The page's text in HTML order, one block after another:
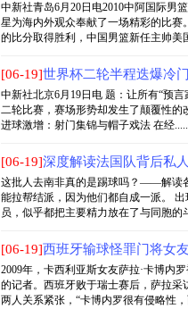
中新社青岛6月20日电2010中阿国际男
星为海内外观众奉献了一场精彩的比赛
的比分取得胜利，中国男篮新任主帅美
[06-19]世界杯二轮半程迭爆冷
中新社北京6月19日电 题：让所有“预
二轮比赛，赛场形势却发生了颠覆性的
进球激增：射门集锦与帽子戏法 在经.....
[06-19]深度解读法国队背后私
这批人去南非真的是踢球吗？——解读
能拉帮结派，因为他们都自成一派。
员，似乎都把主要精力放在了与同胞的
[06-19]西班牙输球怪罪门将女
2009年，卡西利亚斯女友萨拉·卡博内
的记者。西班牙败于瑞士赛后，萨拉采
两人关系紧张，“卡博内罗很有侵略性，